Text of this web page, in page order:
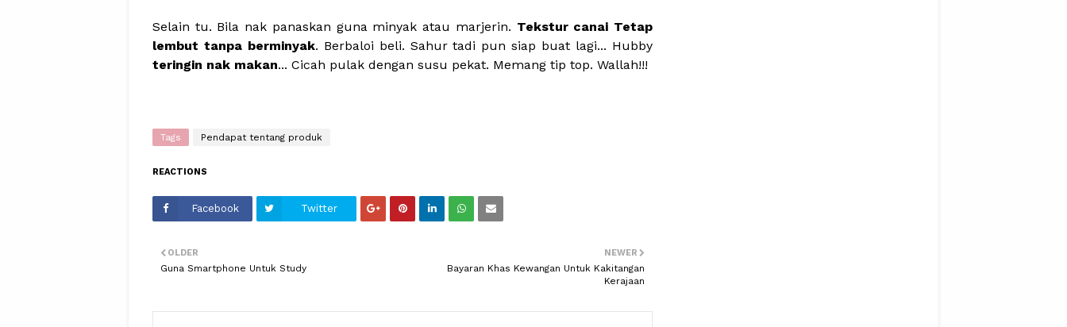
Selain tu. Bila nak panaskan guna minyak atau marjerin. Tekstur canai Tetap
lembut tanpa berminyak. Berbaloi beli. Sahur tadi pun siap buat lagi... Hubby
teringin nak makan... Cicah pulak dengan susu pekat. Memang tip top. Wallah!!!
Tags Pendapat tentang produk
REACTIONS
Facebook Twitter
NEWER
Bayaran Khas Kewangan Untuk Kakitangan
Kerajaan
OLDER
Guna Smartphone Untuk Study